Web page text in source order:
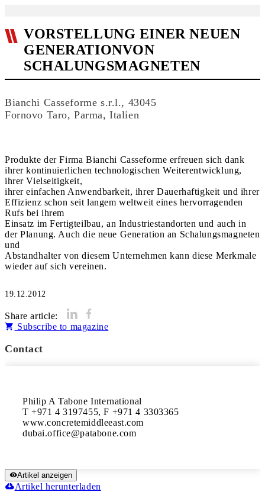
VORSTELLUNG EINER NEUEN
GENERATIONVON
SCHALUNGSMAGNETEN
Bianchi Casseforme s.r.l., 43045
Fornovo Taro, Parma, Italien
Produkte der Firma Bianchi Casseforme erfreuen sich dank
ihrer kontinuierlichen technologischen Weiterentwicklung,
ihrer Vielseitigkeit,
ihrer einfachen Anwendbarkeit, ihrer Dauerhaftigkeit und ihrer
Effizienz schon seit langem weltweit eines hervorragenden
Rufs bei ihrem
Einsatz im Fertigteilbau, an Industriestandorten und auch in
der Planung. Auch die neue Generation an Schalungsmagneten
und
Abstandhalter von diesem Unternehmen kann diese Merkmale
wieder auf sich vereinen.
19.12.2012
Share article:
Subscribe to magazine
Contact
Philip A Tabone International
T +971 4 3197455, F +971 4 3303365
www.concretemiddleeast.com
Artikel anzeigen
Artikel herunterladen